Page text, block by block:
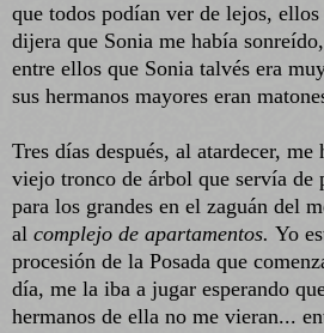
que todos podían ver de lejos,
dijera que Sonia me había
entre ellos que Sonia talvés era
sus hermanos mayores eran
Tres días después, al atardecer, me
viejo tronco de árbol que servía de
para los grandes en el zaguán del
al complejo de apartamentos. Yo
procesión de la Posada que
día, me la iba a jugar esperando
hermanos de ella no me vieran...